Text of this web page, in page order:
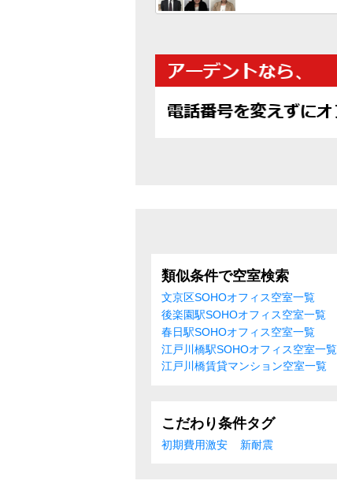
類似条件で空室検索
文京区SOHOオフィス空室一覧
後楽園駅SOHOオフィス空室一覧
春日駅SOHOオフィス空室一覧
江戸川橋駅SOHOオフィス空室一覧
江戸川橋賃貸マンション空室一覧
こだわり条件タグ
初期費用激安 新耐震